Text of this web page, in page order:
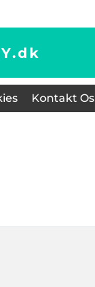
dk
Kontakt Os